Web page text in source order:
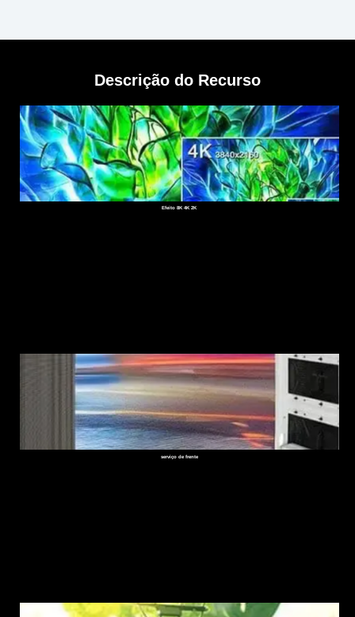
Descrição do Recurso
Efeito 8K 4K 2K
serviço de frente